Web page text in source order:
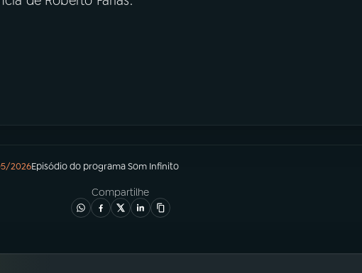
2026Episódiodo programaSom Infinito
Compartilhe